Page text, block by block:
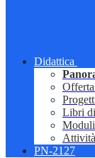
Didattica
Libri
Attività
PN-2127